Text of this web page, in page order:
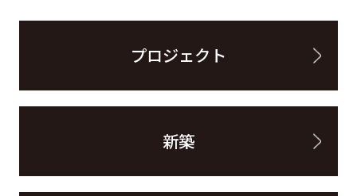
プロジェクト
新築